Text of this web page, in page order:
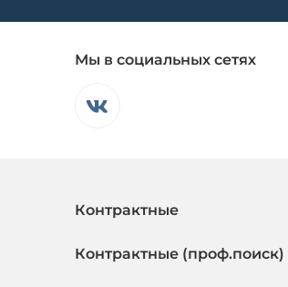
Мы в социальных сетях
Контрактные
Контрактные (проф.поиск)